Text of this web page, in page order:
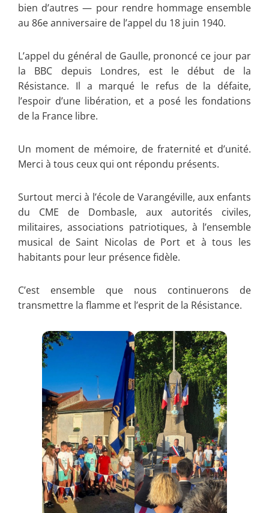
bien d’autres — pour rendre hommage ensemble
au 86e anniversaire de l’appel du 18 juin 1940.
L’appel du général de Gaulle, prononcé ce jour par
la BBC depuis Londres, est le début de la
Résistance. Il a marqué le refus de la défaite,
l’espoir d’une libération, et a posé les fondations
de la France libre.
Un moment de mémoire, de fraternité et d’unité.
Merci à tous ceux qui ont répondu présents.
Surtout merci à l’école de Varangéville, aux enfants
du CME de Dombasle, aux autorités civiles,
militaires, associations patriotiques, à l’ensemble
musical de Saint Nicolas de Port et à tous les
habitants pour leur présence fidèle.
C’est ensemble que nous continuerons de
transmettre la flamme et l’esprit de la Résistance.